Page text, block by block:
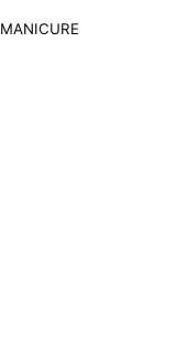
MANICURE